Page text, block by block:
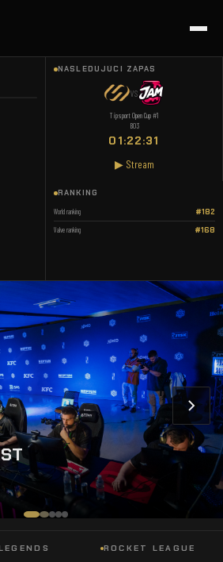
NASLEDUJÚCI ZÁPAS
VS
Tipsport Open Cup #1
BO3
01:22:31
▶ Stream
RANKING
World ranking #182
Valve ranking #168
ROCKET LEAGUE